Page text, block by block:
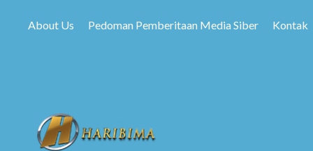
About Us Pedoman Pemberitaan Media Siber Kontak